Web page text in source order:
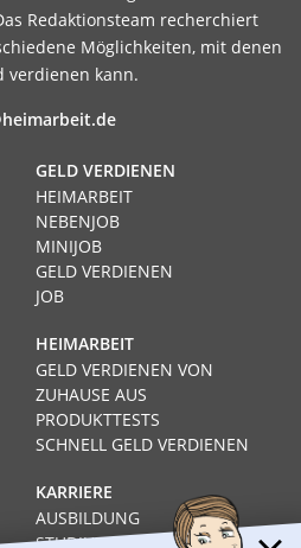
Redaktionsteam recherchiert
Möglichkeiten, mit denen
verdienen kann.
GELD VERDIENEN
HEIMARBEIT
NEBENJOB
MINIJOB
GELD VERDIENEN
JOB
HEIMARBEIT
GELD VERDIENEN VON
ZUHAUSE AUS
PRODUKTTESTS
SCHNELL GELD VERDIENEN
KARRIERE
AUSBILDUNG
STUDIUM